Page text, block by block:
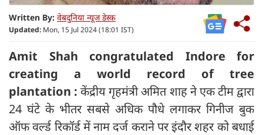
Written By: वेबदुनिया न्यूज डेस्क
Updated: Mon, 15 Jul 2024 (18:01 IST)
Amit Shah congratulated Indore for
creating a world record of tree
plantation :केंद्रीय गृहमंत्री अमित शाह ने एक टीम द्वारा
24 घंटे के भीतर सबसे अधिक पौधे लगाकर गिनीज बुक
ऑफ वर्ल्ड रिकॉर्ड में नाम दर्ज कराने पर इंदौर शहर को बधाई